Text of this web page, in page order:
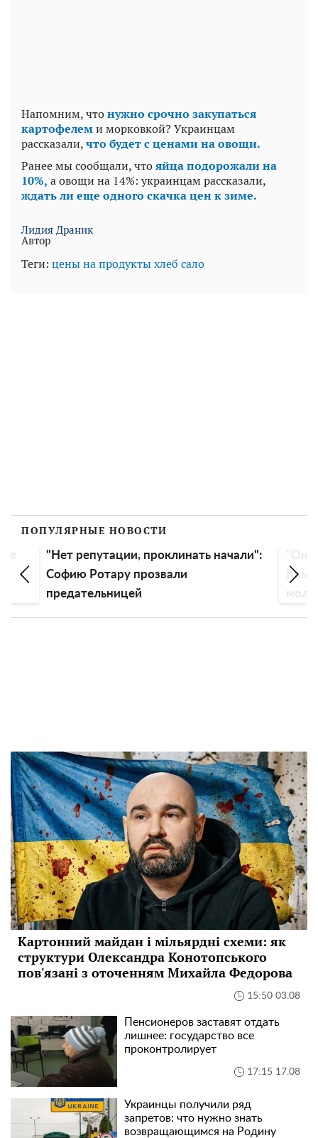
Напомним, чтонужно срочно закупаться
картофелеми морковкой? Украинцам
рассказали,что будет с ценами на овощи.
Ранее мы сообщали, чтояйца подорожали на
10%, а овощи на 14%: украинцам рассказали,
ждать ли еще одного скачка цен к зиме.
Лидия Драник
Автор
Теги: цены на продуктыхлеб сало
ПОПУЛЯРНЫЕ НОВОСТИ
"Нет репутации, проклинать начали":
Софию Ротару прозвали
предательницей
Картонний майдан і мільярдні схеми: як
структури Олександра Конотопського
пов'язані з оточенням Михайла Федорова
15:50 03.08
Пенсионеров заставят отдать
лишнее: государство все
проконтролирует
17:15 17.08
Украинцы получили ряд
запретов: что нужно знать
возвращающимся на Родину